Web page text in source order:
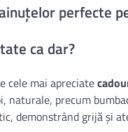
perfecte
ca dar?
cele mai apreciate
naturale, precum
demonstrând grijă și